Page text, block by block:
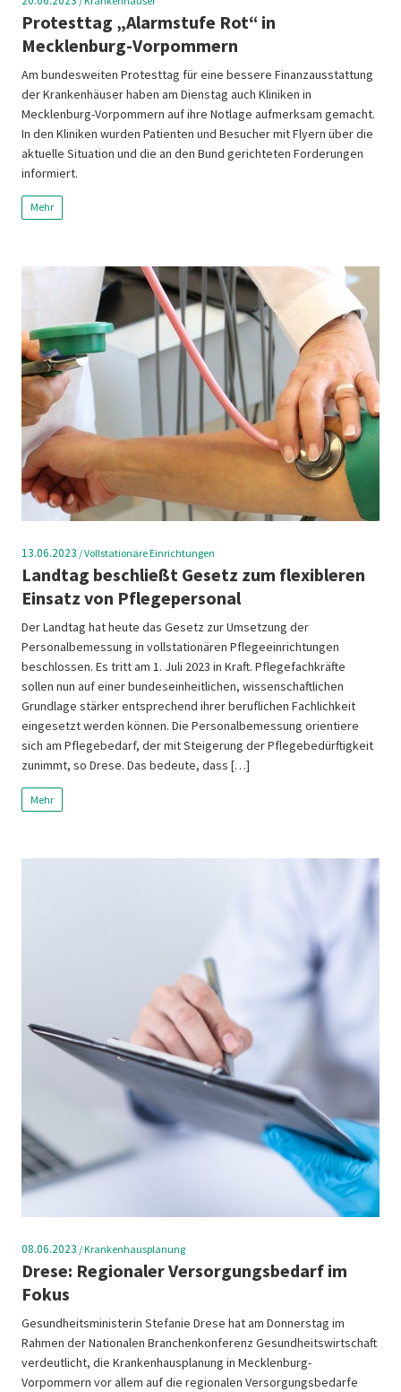
Protesttag „Alarmstufe Rot“ in
Mecklenburg-Vorpommern
Am bundesweiten Protesttag für eine bessere Finanzausstattung
der Krankenhäuser haben am Dienstag auch Kliniken in
Mecklenburg-Vorpommern auf ihre Notlage aufmerksam gemacht.
In den Kliniken wurden Patienten und Besucher mit Flyern über die
aktuelle Situation und die an den Bund gerichteten Forderungen
informiert.
Mehr
13.06.2023 /Vollstationäre Einrichtungen
Landtag beschließt Gesetz zum flexibleren
Einsatz von Pflegepersonal
Der Landtag hat heute das Gesetz zur Umsetzung der
Personalbemessung in vollstationären Pflegeeinrichtungen
beschlossen. Es tritt am 1. Juli 2023 in Kraft. Pflegefachkräfte
sollen nun auf einer bundeseinheitlichen, wissenschaftlichen
Grundlage stärker entsprechend ihrer beruflichen Fachlichkeit
eingesetzt werden können. Die Personalbemessung orientiere
sich am Pflegebedarf, der mit Steigerung der Pflegebedürftigkeit
zunimmt, so Drese. Das bedeute, dass […]
Mehr
08.06.2023 /Krankenhausplanung
Drese: Regionaler Versorgungsbedarf im
Fokus
Gesundheitsministerin Stefanie Drese hat am Donnerstag im
Rahmen der Nationalen Branchenkonferenz Gesundheitswirtschaft
verdeutlicht, die Krankenhausplanung in Mecklenburg-
Vorpommern vor allem auf die regionalen Versorgungsbedarfe